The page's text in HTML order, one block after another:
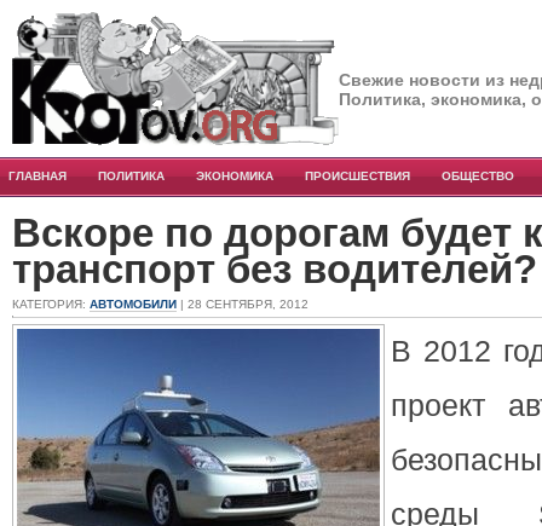
Свежие новости из
Политика, экономика,
ГЛАВНАЯ ПОЛИТИКА ЭКОНОМИКА ПРОИСШЕСТВИЯ ОБЩЕСТВО
Вскоре по дорогам будет
транспорт без водителей?
КАТЕГОРИЯ: АВТОМОБИЛИ | 28 СЕНТЯБРЯ, 2012
В 2012
проект
среды